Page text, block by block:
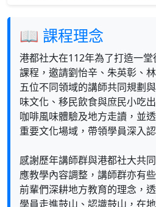
📖 課程理念
港都社大在112年為了打造一
課程，邀請劉怡辛、朱英彰、
五位不同領域的講師共同規劃
味文化、移民飲食與庶民小吃
咖啡風味體驗及地方走讀，並
重要文化場域，帶領學員深入
感謝歷年講師群與港都社大共
應教學內容調整，講師群亦有
前輩們深耕地方教育的理念，
學員走進鼓山、認識鼓山，在